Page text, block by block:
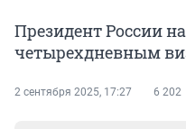
Президент России
четырехдневным
2 сентября 2025, 17:27 6 202